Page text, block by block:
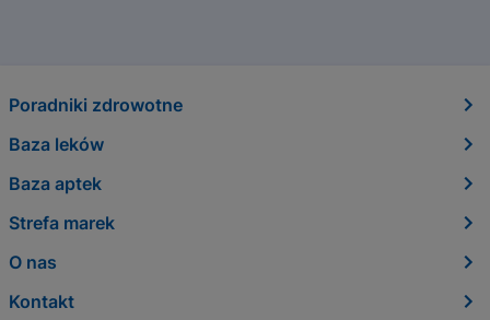
Poradniki zdrowotne
Baza leków
Baza aptek
Strefa marek
O nas
Kontakt